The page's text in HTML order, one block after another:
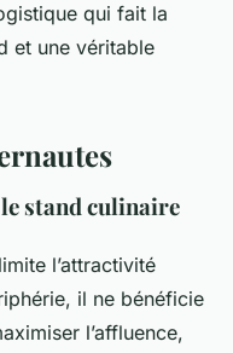
qui fait la
et une véritable
stand culinaire
l’attractivité
il ne bénéficie
l’affluence,